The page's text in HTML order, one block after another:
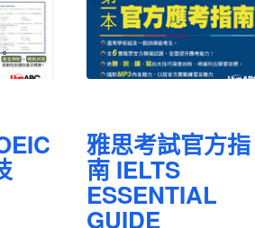
雅思考試官方指
南 IELTS
ESSENTIAL
GUIDE